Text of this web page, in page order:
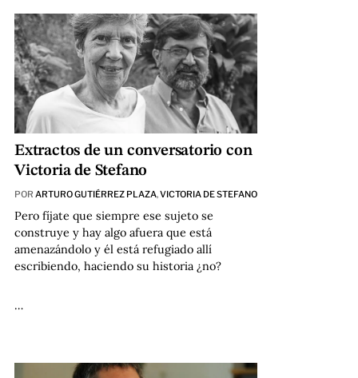
Extractos de un conversatorio con
Victoria de Stefano
POR ARTURO GUTIÉRREZ PLAZA,VICTORIA DE STEFANO
Pero fíjate que siempre ese sujeto se
construye y hay algo afuera que está
amenazándolo y él está refugiado allí
escribiendo, haciendo su historia ¿no?
…